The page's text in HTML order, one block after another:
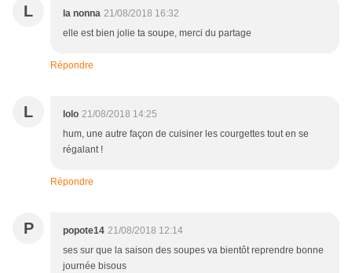
L la nonna 21/08/2018 16:32
elle est bien jolie ta soupe, merci du partage
Répondre
L lolo 21/08/2018 14:25
hum, une autre façon de cuisiner les courgettes tout en se
régalant !
Répondre
P popote14 21/08/2018 12:14
ses sur que la saison des soupes va bientôt reprendre bonne
journée bisous